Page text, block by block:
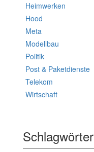
Heimwerken
Hood
Meta
Modellbau
Politik
Post & Paketdienste
Telekom
Wirtschaft
Schlagwörter